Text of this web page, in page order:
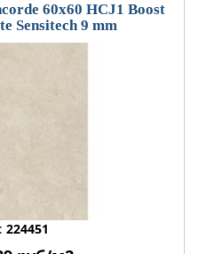
60x60 HCJ1 Boost
Sensitech 9 mm
224451